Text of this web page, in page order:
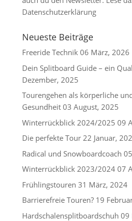
Datenschutzerklärung
Neueste Beiträge
Freeride Technik 06 März, 2026
Dein Splitboard Guide – ein
Dezember, 2025
Tourengehen als körperliche
Gesundheit 03 August, 2025
Winterrückblick 2024/2025 09
Die perfekte Tour 22 Januar,
Radical und Snowboardcoach
Winterrückblick 2023/2024 07
Frühlingstouren 31 März, 2024
Barrierefreie Touren? 19
Hardschalensplitboardschuh 09